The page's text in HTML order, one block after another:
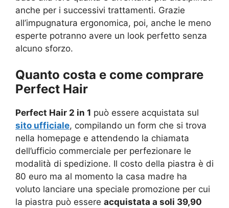
anche per i successivi trattamenti. Grazie
all’impugnatura ergonomica, poi, anche le meno
esperte potranno avere un look perfetto senza
alcuno sforzo.
Quanto costa e come comprare
Perfect Hair
Perfect Hair 2 in 1 può essere acquistata sul
sito ufficiale, compilando un form che si trova
nella homepage e attendendo la chiamata
dell’ufficio commerciale per perfezionare le
modalità di spedizione. Il costo della piastra è di
80 euro ma al momento la casa madre ha
voluto lanciare una speciale promozione per cui
la piastra può essere acquistata a soli 39,90